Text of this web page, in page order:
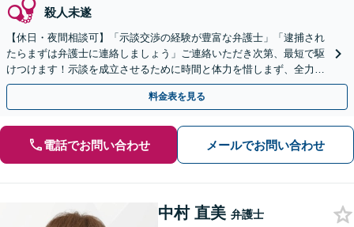
殺人未遂
【休日・夜間相談可】「示談交渉の経験が豊富な弁護士」「逮捕され
たらまずは弁護士に連絡しましょう」ご連絡いただき次第、最短で駆
けつけます！示談を成立させるために時間と体力を惜しまず、全力対
応「罪を犯した方の社会復帰を応援します／更生サポート」
料金表を見る
電話でお問い合わせ メールでお問い合わせ
中村 直美 弁護士